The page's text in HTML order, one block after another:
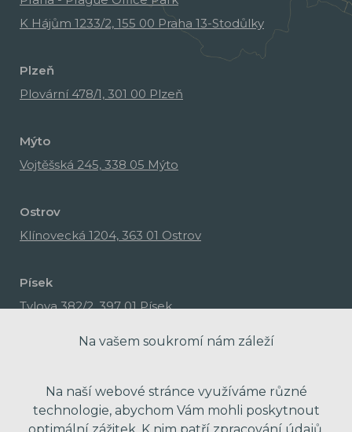
K Hájům 1233/2, 155 00 Praha 13-Stodůlky
Plzeň
Plovární 478/1, 301 00 Plzeň
Mýto
Vojtěšská 245, 338 05 Mýto
Ostrov
Klínovecká 1204, 363 01 Ostrov
Písek
Tylova 382/2, 397 01 Písek
Na vašem soukromí nám záleží
Na naší webové stránce využíváme různé
technologie, abychom Vám mohli poskytnout